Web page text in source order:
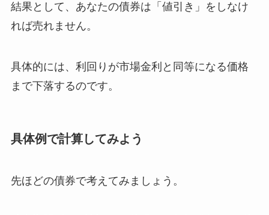
結果として、あなたの債券は「値引き」をしなけ
れば売れません。
具体的には、利回りが市場金利と同等になる価格
まで下落するのです。
具体例で計算してみよう
先ほどの債券で考えてみましょう。